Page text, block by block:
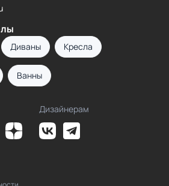
Диваны Кресла
Ванны
Дизайнерам